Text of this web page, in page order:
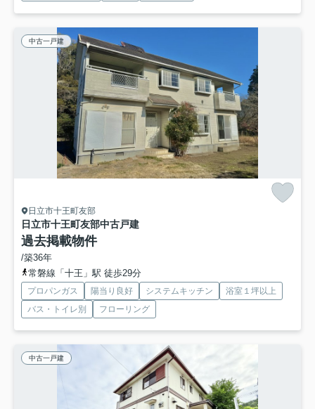
中古一戸建
日立市十王町友部
日立市十王町友部中古戸建
過去掲載物件
/築36年
常磐線「十王」駅 徒歩29分
プロパンガス 陽当り良好 システムキッチン
浴室１坪以上
バス・トイレ別
フローリング
中古一戸建